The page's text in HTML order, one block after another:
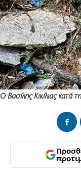
Ο Βασίλης Κικίλιας κατά